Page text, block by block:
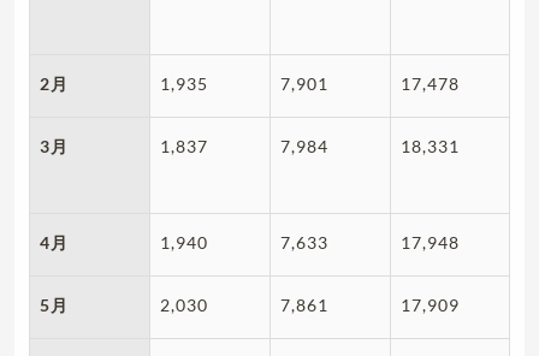
2月 1,935 7,901 17,478
3月 1,837 7,984 18,331
4月 1,940 7,633 17,948
5月 2,030 7,861 17,909